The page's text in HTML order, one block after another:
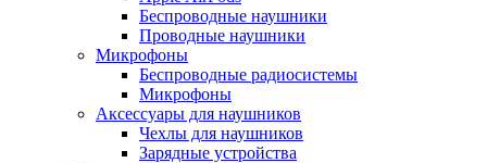
Беспроводные наушники
Проводные наушники
Микрофоны
Беспроводные радиосистемы
Микрофоны
Аксессуары для наушников
Чехлы для наушников
Зарядные устройства